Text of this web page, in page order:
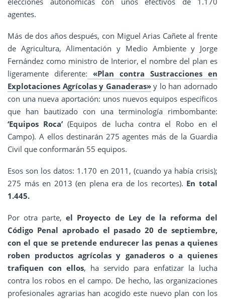
agentes.
Más de dos años después, con Miguel Arias Cañete al frente
de Agricultura, Alimentación y Medio Ambiente y Jorge
Fernández como ministro de Interior, el nombre del plan es
ligeramente diferente: «Plan contra Sustracciones en
Explotaciones Agrícolas y Ganaderas» y lo han adornado
con una nueva aportación: unos nuevos equipos específicos
que han bautizado con una terminología rimbombante:
‘Equipos Roca’ (Equipos de lucha contra el Robo en el
Campo). A ellos destinarán 275 agentes más de la Guardia
Civil que conformarán 55 equipos.
Esos son los datos: 1.170 en 2011, (cuando ya había crisis);
275 más en 2013 (en plena era de los recortes). En total
1.445.
Por otra parte,el Proyecto de Ley de la reforma del
Código Penal aprobado el pasado 20 de septiembre,
con el que se pretende endurecer las penas a quienes
roben productos agrícolas y ganaderos o a quienes
trafiquen con ellos, ha servido para enfatizar la lucha
contra los robos en el campo. De hecho, las organizaciones
profesionales agrarias han acogido este nuevo plan con los